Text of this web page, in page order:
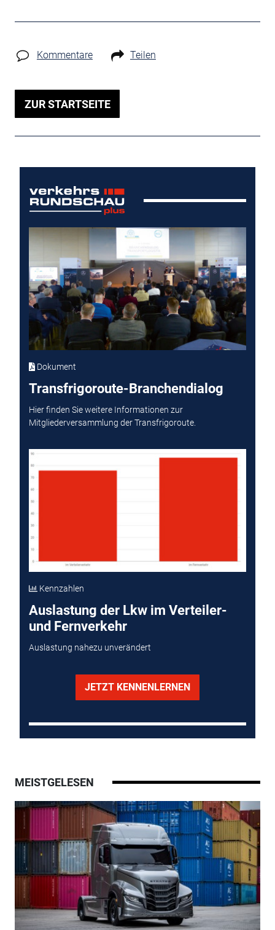
Kommentare Teilen
ZUR STARTSEITE
Dokument
Transfrigoroute-Branchendialog
Hier finden Sie weitere Informationen zur
Mitgliederversammlung der Transfrigoroute.
Kennzahlen
Auslastung der Lkw im Verteiler-
und Fernverkehr
Auslastung nahezu unverändert
JETZT KENNENLERNEN
MEISTGELESEN